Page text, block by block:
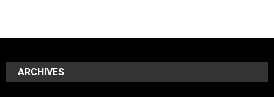
ARCHIVES